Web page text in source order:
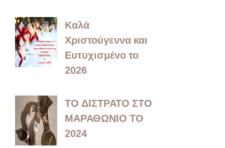
Καλά
Χριστούγεννα και
Ευτυχισμένο το
2026
ΤΟ ΔΙΣΤΡΑΤΟ ΣΤΟ
ΜΑΡΑΘΩΝΙΟ ΤΟ
2024